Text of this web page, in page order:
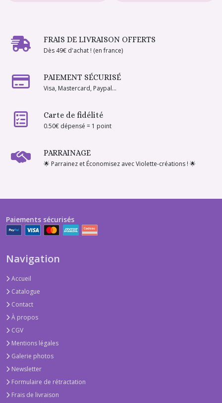
FRAIS DE LIVRAISON OFFERTS
Dès 49€ d'achat ! (en france)
PAIEMENT SÉCURISÉ
Visa, Mastercard, Paypal...
Carte de fidélité
0.50€ dépensé = 1 point
PARRAINAGE
🌟 Parrainez et Économisez avec Violette-créations ! 🌟
Paiements sécurisés
Navigation
Accueil
Catalogue
Contact
À propos
CGV
Mentions légales
Galerie photos
Newsletter
Formulaire de rétractation
Frais de livraison